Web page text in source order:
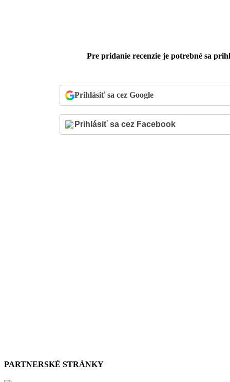
Pre pridanie recenzie je potrebné sa
Prihlásiť sa cez Google
PARTNERSKÉ STRÁNKY